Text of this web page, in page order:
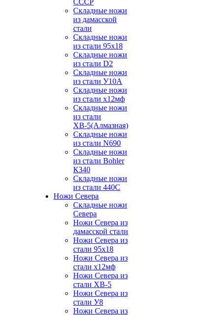
СССР
Складные ножи
из дамасской
стали
Складные ножи
из стали 95х18
Складные ножи
из стали D2
Складные ножи
из стали У10А
Складные ножи
из стали х12мф
Складные ножи
из стали
ХВ-5(Алмазная)
Складные ножи
из стали N690
Складные ножи
из стали Bohler
К340
Складные ножи
из стали 440С
Ножи Севера
Складные ножи
Севера
Ножи Севера из
дамасской стали
Ножи Севера из
стали 95х18
Ножи Севера из
стали х12мф
Ножи Севера из
стали ХВ-5
Ножи Севера из
стали У8
Ножи Севера из